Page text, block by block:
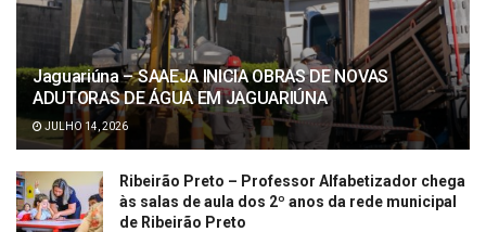
Jaguariúna – SAAEJA INICIA OBRAS DE NOVAS
ADUTORAS DE ÁGUA EM JAGUARIÚNA
JULHO 14, 2026
Ribeirão Preto – Professor Alfabetizador chega
às salas de aula dos 2º anos da rede municipal
de Ribeirão Preto